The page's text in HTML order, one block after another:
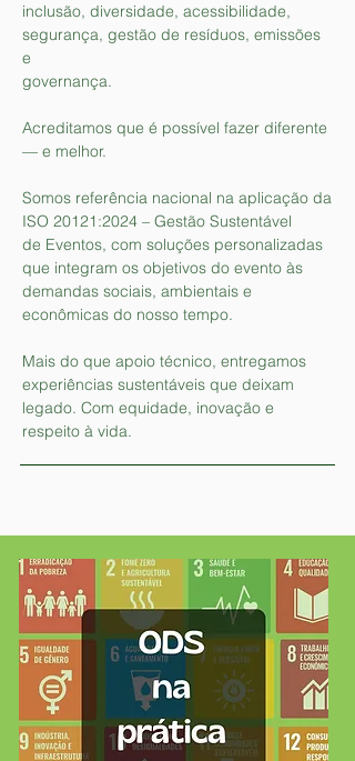
inclusão, diversidade, acessibilidade,
segurança, gestão de resíduos, emissões
e
governança.
Acreditamos que é possível fazer diferente
— e melhor.
Somos referência nacional na aplicação da
ISO 20121:2024 – Gestão Sustentável
de Eventos, com soluções personalizadas
que integram os objetivos do evento às
demandas sociais, ambientais e
econômicas do nosso tempo.
Mais do que apoio técnico, entregamos
experiências sustentáveis que deixam
legado. Com equidade, inovação e
respeito à vida.